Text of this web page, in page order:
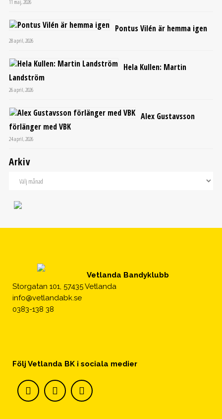
11 maj, 2026
Pontus Vilén är hemma igen
28 april, 2026
Hela Kullen: Martin
Landström
26 april, 2026
Alex Gustavsson
förlänger med VBK
24 april, 2026
Arkiv
Vetlanda Bandyklubb
Storgatan 101, 57435 Vetlanda
info@vetlandabk.se
0383-138 38
Följ Vetlanda BK i sociala medier